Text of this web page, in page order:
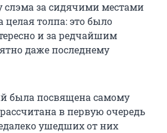
слэма за сидячими местами
целая толпа: это было
и за редчайшим
даже последнему
была посвящена самому
в первую очередь
ушедших от них